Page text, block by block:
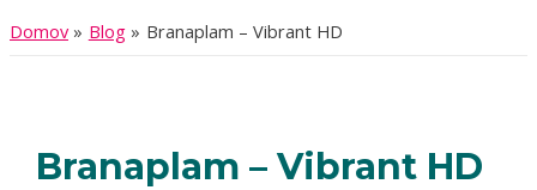
Domov
Blog Branaplam – Vibrant HD
Branaplam – Vibrant HD